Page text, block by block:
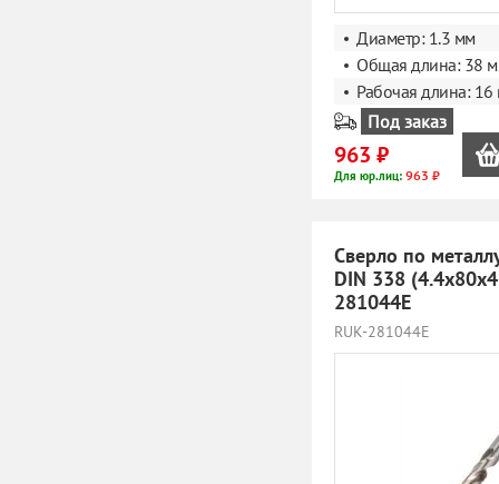
Диаметр: 1.3 мм
Общая длина: 38
Рабочая длина:
Под заказ
963 ₽
Для юр.лиц: 963 ₽
Сверло по
DIN 338
281044E
RUK-281044E